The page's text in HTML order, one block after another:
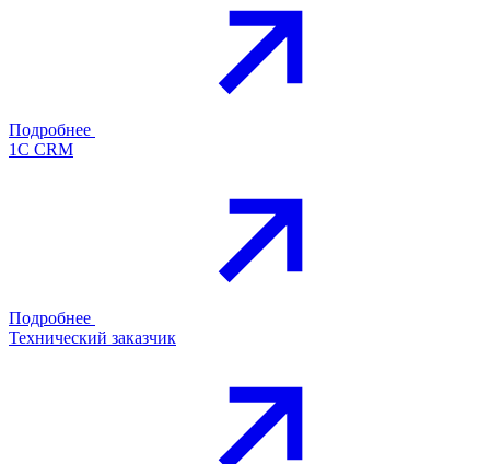
Подробнее
1С CRM
Подробнее
Технический заказчик